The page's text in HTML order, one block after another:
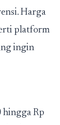
Harga
platform
ingin
hingga Rp